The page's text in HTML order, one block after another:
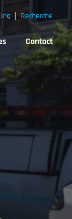
Contact
Recherche